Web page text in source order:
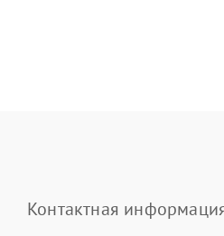
Контактная